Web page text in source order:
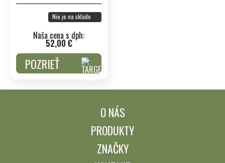
Nie je na sklade
Naša cena s dph:
52,00 €
POZRIEŤ
O NÁS
PRODUKTY
ZNAČKY